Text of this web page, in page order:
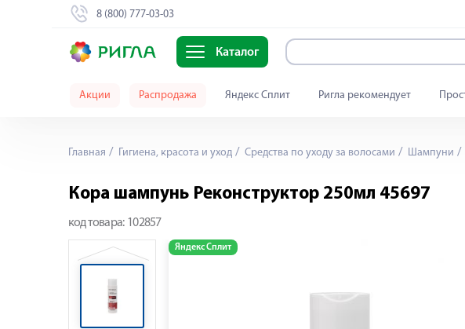
8 (800) 777-03-03
Каталог
Акции Распродажа Яндекс Сплит Ригла рекомендует
Главная Гигиена, красота и уход Средства по уходу за волосами Шампуни
Кора шампунь Реконструктор 250мл 45697
код товара: 102857
Яндекс Сплит